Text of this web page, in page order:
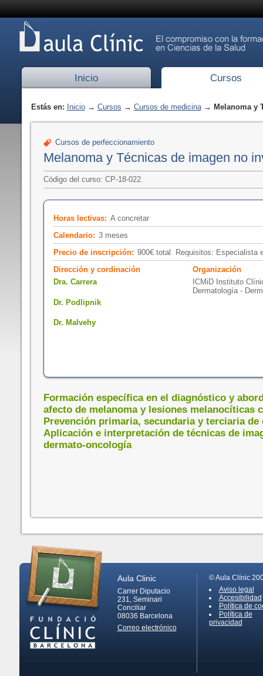
Inicio Cursos
Estás en: Inicio→ Cursos → Cursos de medicina→ Melanoma y
Cursos de perfeccionamiento
Melanoma y Técnicas de imagen no
Código del curso: CP-18-022.
Horas lectivas: A concretar
Calendario: 3 meses
Precio de inscripción: 900€ total Requisitos: Especialista
Dirección y cordinación
Dra. Carrera
Dr. Podlipnik
Dr. Malvehy
Organización
ICMiD Instituto
Dermatología -
Formación específica en el diagnóstico y
afecto de melanoma y lesiones melanocíticas
Prevención primaria, secundaria y terciaria de
Aplicación e interpretación de técnicas de
dermato-oncología
Aula Clinic
Carrer Diputacio
231, Seminari
Conciliar
08036 Barcelona
Correo electrónico
© Aula Clínic
Aviso legal
Accesibilidad
Política de
Política de
privacidad